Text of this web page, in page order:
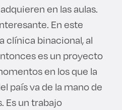
en las aulas.
En este
clínica binacional, al
es un proyecto
en los que la
país va de la mano de
Es un trabajo